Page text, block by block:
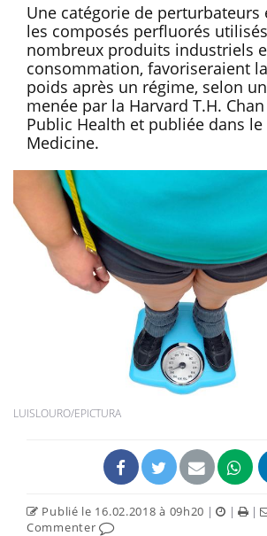
Une catégorie de perturbateurs
les composés perfluorés
nombreux produits industriels
consommation, favoriseraient
poids après un régime, selon
menée par la Harvard T.H.
Public Health et publiée dans le
Medicine.
LUISLOURO/EPICTURA
Publié le 16.02.2018 à 09h20 | | |
Commenter